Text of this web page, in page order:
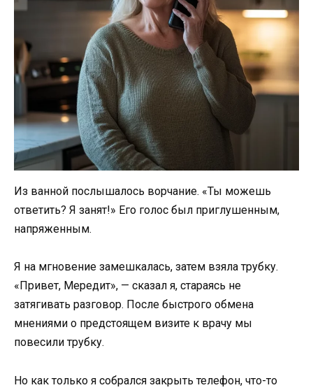
Из ванной послышалось ворчание. «Ты можешь
ответить? Я занят!» Его голос был приглушенным,
напряженным.
Я на мгновение замешкалась, затем взяла трубку.
«Привет, Мередит», — сказал я, стараясь не
затягивать разговор. После быстрого обмена
мнениями о предстоящем визите к врачу мы
повесили трубку.
Но как только я собрался закрыть телефон, что-то